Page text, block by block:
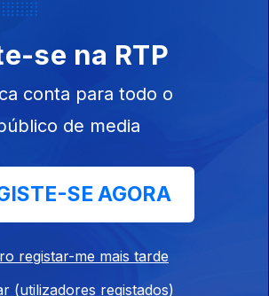
09 mar. 2026
se na RTP
conta para todo o
de media
SE AGORA
registar-me mais tarde
(utilizadores registados)